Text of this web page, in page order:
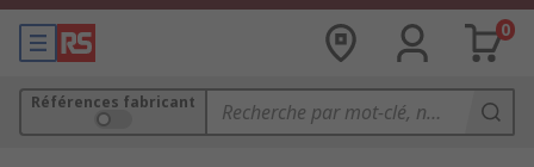
0
Références fabricant